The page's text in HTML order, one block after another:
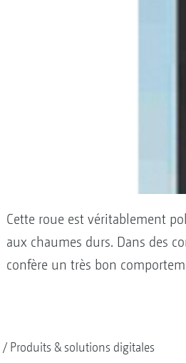
Cette roue est véritablement
aux chaumes durs. Dans des
confère un très bon
Produits & solutions digitales